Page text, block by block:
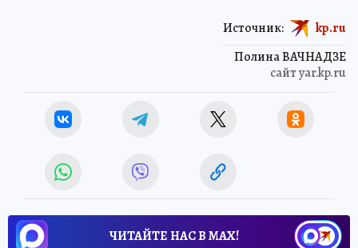
Полина ВАЧНАДЗЕ
сайт yar.kp.ru
Источник: kp.ru
ЧИТАЙТЕ НАС В МАХ!